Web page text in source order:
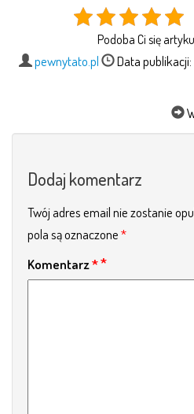
Podoba Ci się
pewnytato.pl
Data
Dodaj komentarz
Twój adres email nie zostanie
pola są oznaczone*
Komentarz*